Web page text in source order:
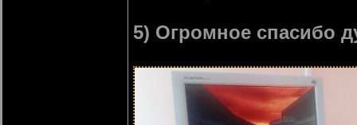
5) Огромное спасибо